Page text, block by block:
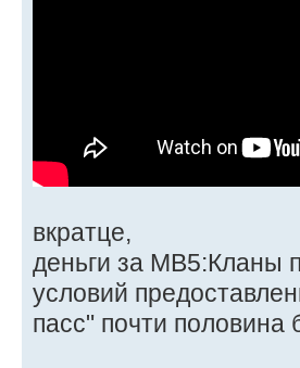
вкратце,
деньги за МВ5:Кланы
условий
пасс" почти